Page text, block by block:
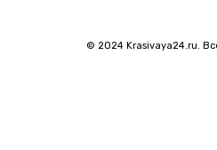
© 2024 Krasivaya24.ru.